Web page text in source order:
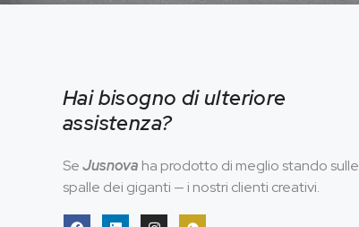
Hai bisogno di ulteriore
assistenza?
SeJusnova ha prodotto di meglio stando sulle
spalle dei giganti — i nostri clienti creativi.